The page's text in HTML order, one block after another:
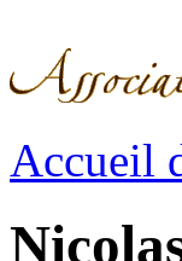
Accueil